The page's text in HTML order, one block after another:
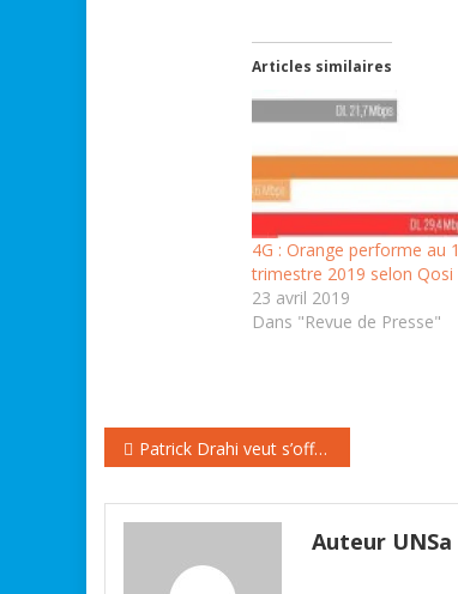
Articles similaires
4G : Orange performe au
trimestre 2019 selon Qosi
23 avril 2019
Dans "Revue de Presse"
Navigation
de
l’article
Patrick Drahi veut s’offrir Partner pour renforcer son réseau télécoms en Israël
Auteur UNSa